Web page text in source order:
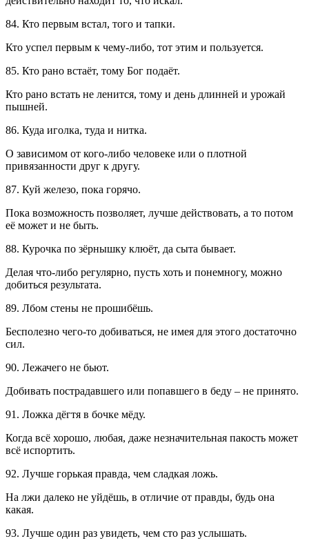
84. Кто первым встал, того и тапки.
Кто успел первым к чему-либо, тот этим и пользуется.
85. Кто рано встаёт, тому Бог подаёт.
Кто рано встать не ленится, тому и день длинней и урожай
пышней.
86. Куда иголка, туда и нитка.
О зависимом от кого-либо человеке или о плотной
привязанности друг к другу.
87. Куй железо, пока горячо.
Пока возможность позволяет, лучше действовать, а то потом
её может и не быть.
88. Курочка по зёрнышку клюёт, да сыта бывает.
Делая что-либо регулярно, пусть хоть и понемногу, можно
добиться результата.
89. Лбом стены не прошибёшь.
Бесполезно чего-то добиваться, не имея для этого достаточно
сил.
90. Лежачего не бьют.
Добивать пострадавшего или попавшего в беду – не принято.
91. Ложка дёгтя в бочке мёду.
Когда всё хорошо, любая, даже незначительная пакость может
всё испортить.
92. Лучше горькая правда, чем сладкая ложь.
На лжи далеко не уйдёшь, в отличие от правды, будь она
какая.
93. Лучше один раз увидеть, чем сто раз услышать.